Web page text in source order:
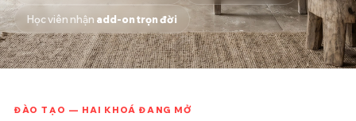
Học viên nhận add-on trọn đời
ĐÀO TẠO — HAI KHOÁ ĐANG MỞ